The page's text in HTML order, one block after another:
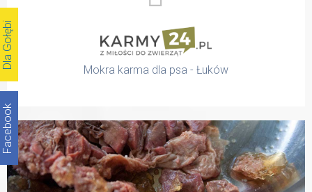
Mokra karma dla psa - Łuków
Katalog
Facebook
Dla Gołębi